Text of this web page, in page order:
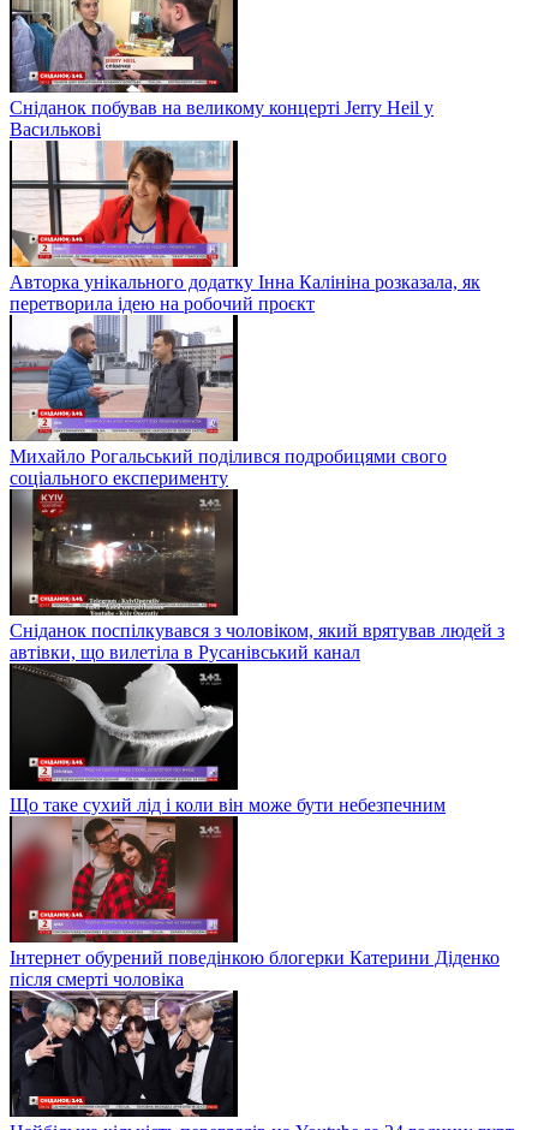
Сніданок побував на великому концерті Jerry Heil у
Василькові
Авторка унікального додатку Інна Калініна розказала, як
перетворила ідею на робочий проєкт
Михайло Рогальський поділився подробицями свого
соціального експерименту
Сніданок поспілкувався з чоловіком, який врятував людей з
автівки, що вилетіла в Русанівський канал
Що таке сухий лід і коли він може бути небезпечним
Інтернет обурений поведінкою блогерки Катерини Діденко
після смерті чоловіка